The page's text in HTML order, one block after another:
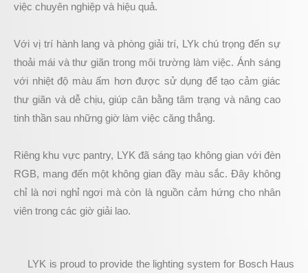
việc chuyên nghiệp và hiệu quả.
Với vị trí hành lang và phòng giải trí, LYk chú trọng đến sự
thoải mái và thư giãn trong môi trường làm việc. Ánh sáng
với nhiệt độ màu ấm hơn được sử dụng để tạo cảm giác
thư giãn và dễ chịu, giúp cân bằng tâm trạng và nâng cao
tinh thần sau những giờ làm việc căng thẳng.
Riêng khu vực pantry, LYK đã sáng tạo không gian với đèn
RGB, mang đến một không gian đầy màu sắc. Đây không
chỉ là nơi nghỉ ngơi mà còn là nguồn cảm hứng cho nhân
viên trong các giờ giải lao.
LYK is proud to provide the lighting system for Bosch Haus